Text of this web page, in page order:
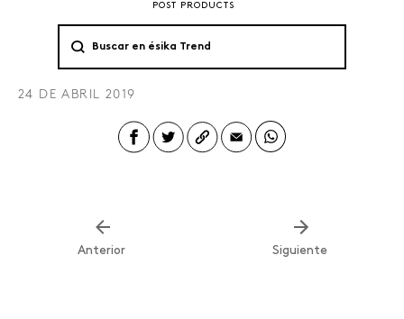
POST PRODUCTS
24 DE ABRIL 2019
Anterior Siguiente